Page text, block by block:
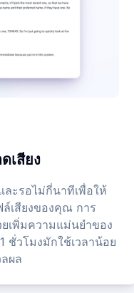
เสียง
ละรอไม่กี่นาทีเพื่อให้
เสียงของคุณ การ
เพิ่มความแม่นยำของ
ชั่วโมงมักใช้เวลาน้อย
ผล